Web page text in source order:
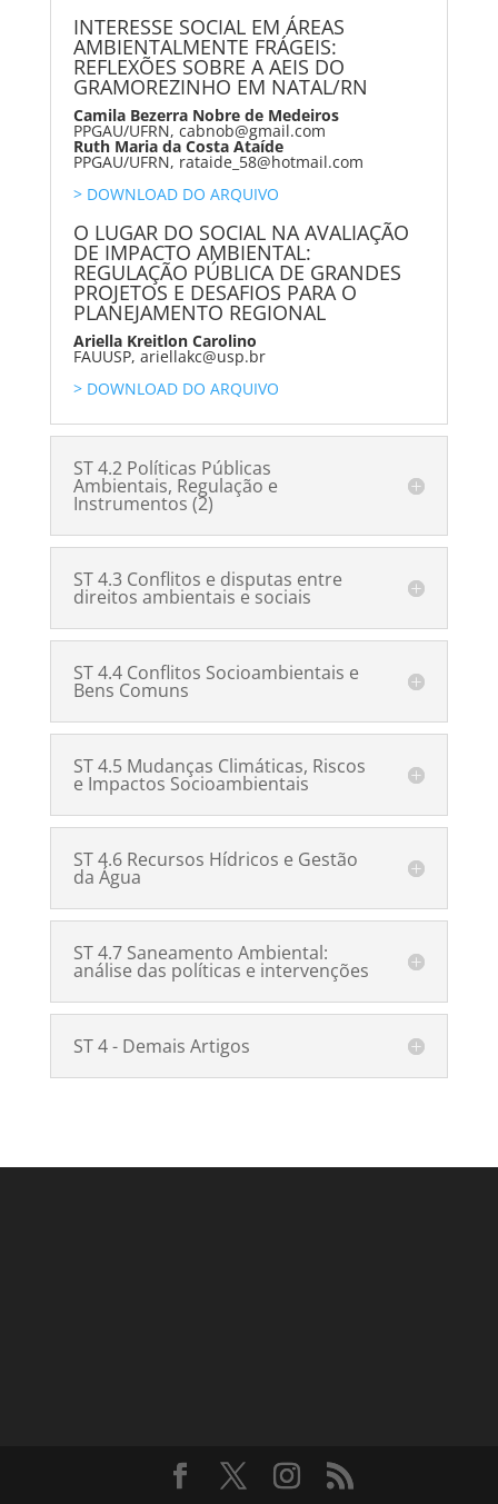
INTERESSE SOCIAL EM ÁREAS
AMBIENTALMENTE FRÁGEIS:
REFLEXÕES SOBRE A AEIS DO
GRAMOREZINHO EM NATAL/RN
Camila Bezerra Nobre de Medeiros
PPGAU/UFRN, cabnob@gmail.com
Ruth Maria da Costa Ataíde
PPGAU/UFRN, rataide_58@hotmail.com
> DOWNLOAD DO ARQUIVO
O LUGAR DO SOCIAL NA AVALIAÇÃO
DE IMPACTO AMBIENTAL:
REGULAÇÃO PÚBLICA DE GRANDES
PROJETOS E DESAFIOS PARA O
PLANEJAMENTO REGIONAL
Ariella Kreitlon Carolino
FAUUSP, ariellakc@usp.br
> DOWNLOAD DO ARQUIVO
ST 4.2 Políticas Públicas
Ambientais, Regulação e
Instrumentos (2)
ST 4.3 Conflitos e disputas entre
direitos ambientais e sociais
ST 4.4 Conflitos Socioambientais e
Bens Comuns
ST 4.5 Mudanças Climáticas, Riscos
e Impactos Socioambientais
ST 4.6 Recursos Hídricos e Gestão
da Água
ST 4.7 Saneamento Ambiental:
análise das políticas e intervenções
ST 4 - Demais Artigos